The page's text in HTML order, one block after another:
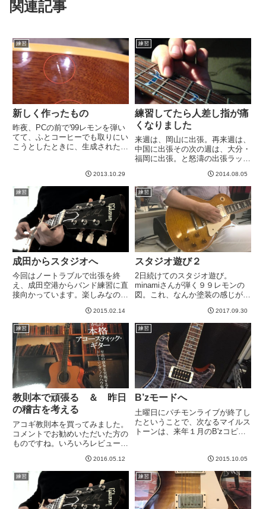
関連記事
練習
新しく作ったもの
昨夜、PCの前で'99レモンを弾い
てて、ふとコーヒーでも取りにい
こうとしたときに、生成された最
にひっかかってこう、がっ、が
っ と。１回目の「がっ」で、お
っと、と思い余計な動作をした...
2013.10.29
練習
練習してたら人差し指が痛
くなりました
来週は、岡山に出張。再来週は、
中国に出張その次の週は、大分・
福岡に出張。と怒濤の出張ラッシ
困る。というわけで、今日、スタ
ジオで個人練習してきました。ケ
ンタとKTRも持っていきました。
やはり、KTRのほうがハイが...
2014.08.05
練習
成田からスタジオへ
今回はノートラブルで出張を終
え、成田空港からバンド練習に直
接向かっています。楽しみなので
たらぐったりしそうw-----2015.02.14
練習
スタジオ遊び２
2日続けてのスタジオ遊び。
minamiさんが弾く９９レモンの
図。これ、なんか塗装の感じが随
ので２〜３枚とったのですが、ど
うも写真構えると角度の問題か、
うまくそれが撮れなかった。
minamiさんともスタジオ入る
2017.09.30
練習
教則本で頑張る ＆ 昨日
の稽古を考える
アコギ教則本を買ってみました。
コメントでお勧めいただいた方の
ものですね。いろいろレビュー等
買ってみました。数年ほど推奨年
齢を超えていますが、そこは気合
で。これは、、、良書！！！！エ
レキはある程度弾けて、これか
ら...
2016.05.12
練習
B’zモードへ
土曜日にパチモンライブが終了し
たということで、次なるマイルス
トーンは、来年１月のB'zコピバ
夫だろうかw今週末、初練習で
す。以前ZEROをコピーした時に
思ったのですが、なんか、、...
2015.10.05
練習 練習